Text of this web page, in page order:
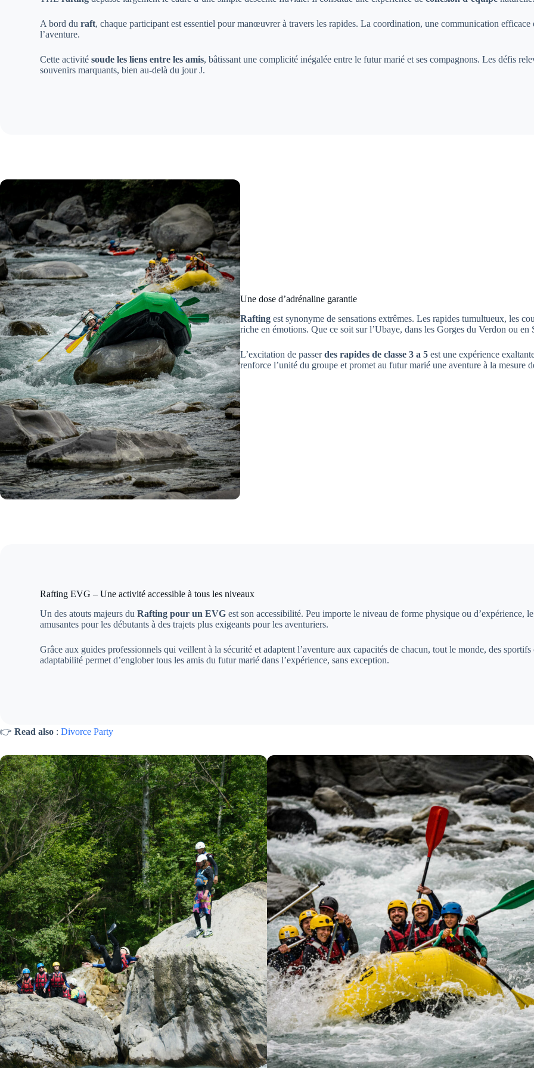
A bord du raft, chaque participant est essentiel pour manœuvrer à travers les rapides. La coordination, une communication
l’aventure.
Cette activitésoude les liens entre les amis, bâtissant une complicité inégalée entre le futur marié et ses compagnons. Les défis
souvenirs marquants, bien au-delà du jour J.
Une dose d’adrénaline garantie
Rafting est synonyme de sensations extrêmes. Les rapides tumultueux, les
riche en émotions. Que ce soit sur l’Ubaye, dans les Gorges du Verdon ou en
L’excitation de passerdes rapides de classe 3 a 5 est une expérience
renforce l’unité du groupe et promet au futur marié une aventure à la mesure
Rafting EVG – Une activité accessible à tous les niveaux
Un des atouts majeurs duRafting pour un EVG est son accessibilité. Peu importe le niveau de forme physique ou d’expérience,
amusantes pour les débutants à des trajets plus exigeants pour les aventuriers.
Grâce aux guides professionnels qui veillent à la sécurité et adaptent l’aventure aux capacités de chacun, tout le monde, des
adaptabilité permet d’englober tous les amis du futur marié dans l’expérience, sans exception.
👉 Read also : Divorce Party